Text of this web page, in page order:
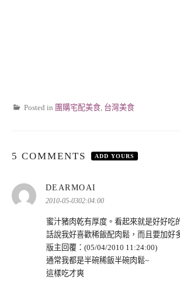
Posted in 團購宅配美食, 台灣美食
5 COMMENTS ADD YOURS
DEARMOAI
示:
2010-05-0302:04:00
蜜汁豬肉乾有厚度。看起來就是好好吃
話說我好喜歡稀飯配肉鬆，而且要加好
版主回覆：(05/04/2010 11:24:00)
通常我都是半碗稀飯半碗肉鬆~
這樣吃才爽